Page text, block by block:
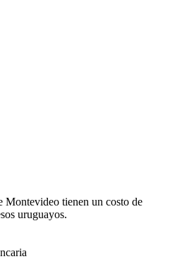
Montevideo tienen un costo de
uruguayos.